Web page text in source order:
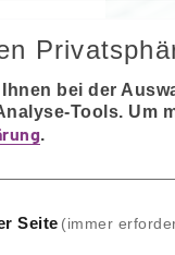
bei der
Tools. Um
.
Seite (immer